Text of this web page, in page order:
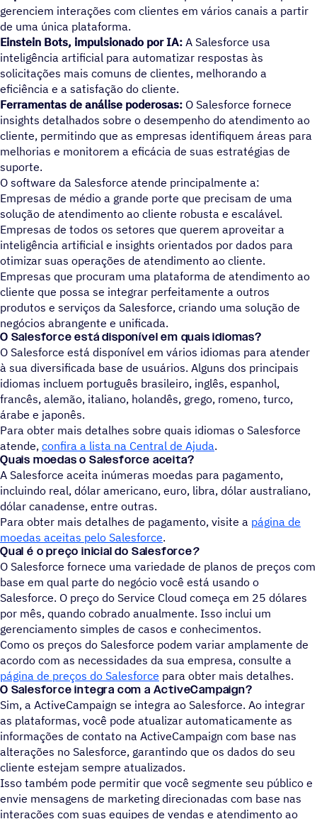
gerenciem interações com clientes em vários canais a partir
de uma única plataforma.
Einstein Bots, impulsionado por IA: A Salesforce usa
inteligência artificial para automatizar respostas às
solicitações mais comuns de clientes, melhorando a
eficiência e a satisfação do cliente.
Ferramentas de análise poderosas: O Salesforce fornece
insights detalhados sobre o desempenho do atendimento ao
cliente, permitindo que as empresas identifiquem áreas para
melhorias e monitorem a eficácia de suas estratégias de
suporte.
O software da Salesforce atende principalmente a:
Empresas de médio a grande porte que precisam de uma
solução de atendimento ao cliente robusta e escalável.
Empresas de todos os setores que querem aproveitar a
inteligência artificial e insights orientados por dados para
otimizar suas operações de atendimento ao cliente.
Empresas que procuram uma plataforma de atendimento ao
cliente que possa se integrar perfeitamente a outros
produtos e serviços da Salesforce, criando uma solução de
negócios abrangente e unificada.
O Salesforce está disponível em quais idiomas?
O Salesforce está disponível em vários idiomas para atender
à sua diversificada base de usuários. Alguns dos principais
idiomas incluem português brasileiro, inglês, espanhol,
francês, alemão, italiano, holandês, grego, romeno, turco,
rabe e japonês.
Para obter mais detalhes sobre quais idiomas o Salesforce
atende, confira a lista na Central de Ajuda.
Quais moedas o Salesforce aceita?
A Salesforce aceita inúmeras moedas para pagamento,
incluindo real, dólar americano, euro, libra, dólar australiano,
dólar canadense, entre outras.
Para obter mais detalhes de pagamento, visite a página de
moedas aceitas pelo Salesforce.
Qual é o preço inicial do Salesforce?
O Salesforce fornece uma variedade de planos de preços com
base em qual parte do negócio você está usando o
Salesforce. O preço do Service Cloud começa em 25 dólares
por mês, quando cobrado anualmente. Isso inclui um
gerenciamento simples de casos e conhecimentos.
Como os preços do Salesforce podem variar amplamente de
acordo com as necessidades da sua empresa, consulte a
página de preços do Salesforce para obter mais detalhes.
O Salesforce integra com a ActiveCampaign?
Sim, a ActiveCampaign se integra ao Salesforce. Ao integrar
as plataformas, você pode atualizar automaticamente as
informações de contato na ActiveCampaign com base nas
alterações no Salesforce, garantindo que os dados do seu
cliente estejam sempre atualizados.
Isso também pode permitir que você segmente seu público e
envie mensagens de marketing direcionadas com base nas
interações com suas equipes de vendas e atendimento ao